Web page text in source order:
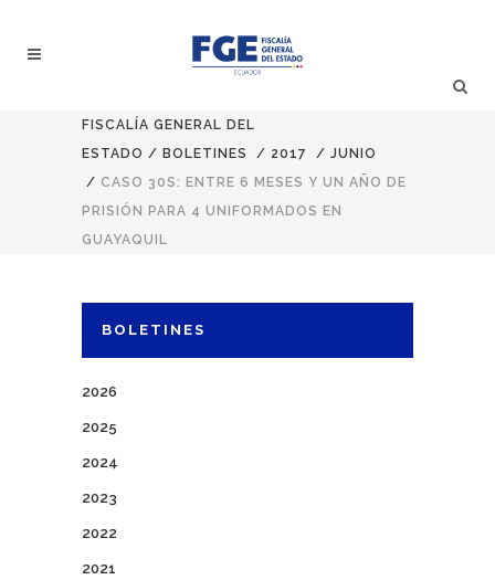
FISCALÍA GENERAL DEL
ESTADO / BOLETINES / 2017 / JUNIO
/ CASO 30S: ENTRE 6 MESES Y UN AÑO DE
PRISIÓN PARA 4 UNIFORMADOS EN
GUAYAQUIL
BOLETINES
2026
2025
2024
2023
2022
2021